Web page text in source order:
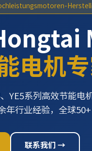
电机
YE5系列高效节能
年行业经验，全球50+
联系我们 →